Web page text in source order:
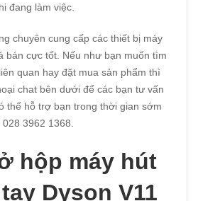
đang làm việc.
chuyên cung cấp các thiết bị máy
bán cực tốt. Nếu như bạn muốn tìm
quan hay đặt mua sản phẩm thì
chat bên dưới để các bạn tư vấn
thể hỗ trợ bạn trong thời gian sớm
3962 1368.
hộp máy hút
Dyson V11